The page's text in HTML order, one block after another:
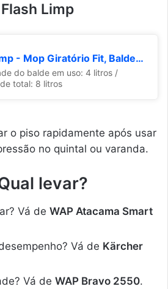
Limp
Flash Limp - Mop Giratório Fit, Balde 8 litros - MOP5010
do balde em uso: 4 litros /
total: 8 litros
o piso rapidamente após usar
no quintal ou varanda.
levar?
Vá de WAP Atacama Smart
Vá de Kärcher
Vá de WAP Bravo 2550.